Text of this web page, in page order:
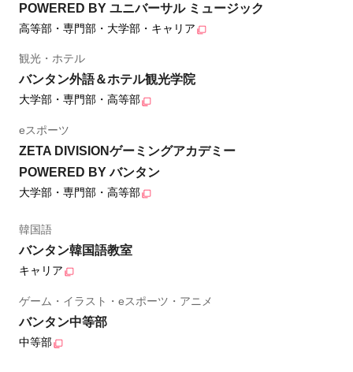
POWERED BY ユニバーサル ミュージック
高等部・専門部・大学部・キャリア
観光・ホテル
バンタン外語＆ホテル観光学院
大学部・専門部・高等部
eスポーツ
ZETA DIVISIONゲーミングアカデミー
POWERED BY バンタン
大学部・専門部・高等部
韓国語
バンタン韓国語教室
キャリア
ゲーム・イラスト・eスポーツ・アニメ
バンタン中等部
中等部